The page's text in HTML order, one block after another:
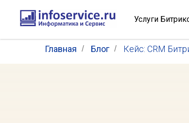
Услуги
Главная / Блог / Кейс: CRM